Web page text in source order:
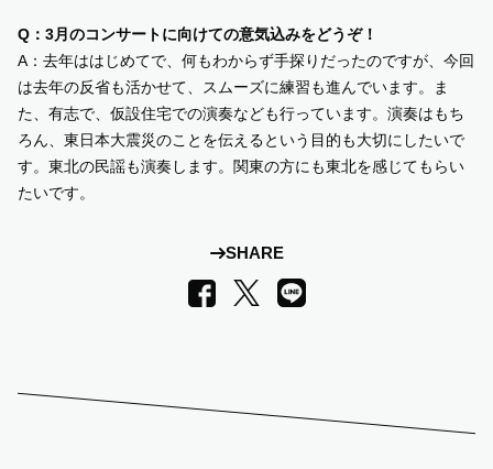
Q：3月のコンサートに向けての意気込みをどうぞ！
A：去年ははじめてで、何もわからず手探りだったのですが、今回
は去年の反省も活かせて、スムーズに練習も進んでいます。ま
た、有志で、仮設住宅での演奏なども行っています。演奏はもち
ろん、東日本大震災のことを伝えるという目的も大切にしたいで
す。東北の民謡も演奏します。関東の方にも東北を感じてもらい
たいです。
SHARE
Facebook
X LINE